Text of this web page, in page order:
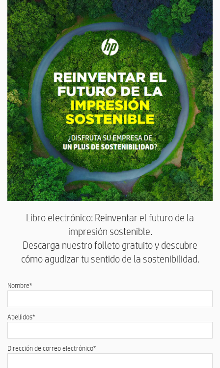
Libro electrónico: Reinventar el futuro de la
impresión sostenible.
Descarga nuestro folleto gratuito y descubre
cómo agudizar tu sentido de la sostenibilidad.
Nombre*
Apellidos*
Dirección de correo electrónico*